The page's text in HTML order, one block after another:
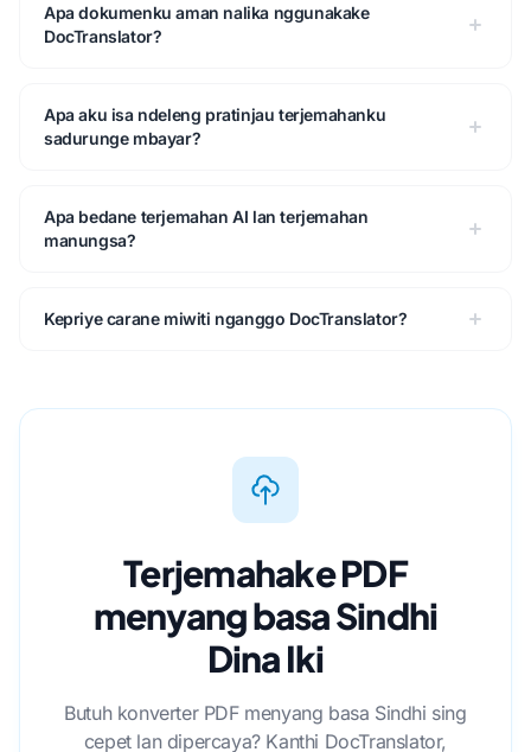
Apa dokumenku aman nalika nggunakake
DocTranslator?
Apa aku isa ndeleng pratinjau terjemahanku
sadurunge mbayar?
Apa bedane terjemahan AI lan terjemahan
manungsa?
Kepriye carane miwiti nganggo DocTranslator?
Terjemahake PDF
menyang basa Sindhi
Dina Iki
Butuh konverter PDF menyang basa Sindhi sing
cepet lan dipercaya? Kanthi DocTranslator,